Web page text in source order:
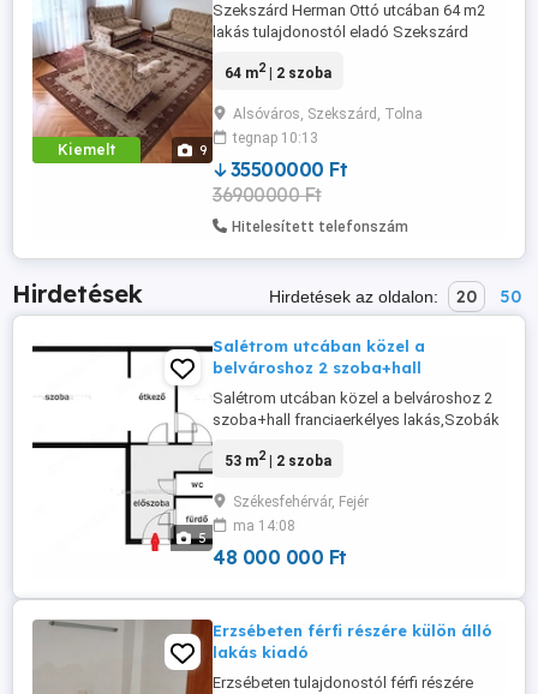
Kiemelt 9
Szekszárd Herman Ottó utcában 64 m2
lakás tulajdonostól eladó Szekszárd
eladó egy 64 m2-es, magasföldszinti,
elosztású, nagy erkéllyel rendelkezik,
ahonnan részben panorámás kilátás
nyílik. A lakás igény szerint felújítandó, ...
64 m2| 2 szoba
Alsóváros, Szekszárd, Tolna
tegnap 10:13
35500000 Ft
36900000 Ft
Hitelesített telefonszám
Hirdetések Hirdetések az oldalon: 20 50
5
Salétrom utcában közel a
belvároshoz 2 szoba+hall
Salétrom utcában közel a belvároshoz 2
szoba+hall franciaerkélyes lakás,Szobák
wc járólapos.Előtérben beépített
nyugat tájolású. Ablakcsere és külső
szigetelés volt.Tiszta rendezett
lépcsőház. Tehermentes ingatlan. Az
53 m2| 2 szoba
Székesfehérvár, Fejér
ma 14:08
48 000 000 Ft
Erzsébeten férfi részére külön álló
lakás kiadó
Erzsébeten tulajdonostól férfi részére